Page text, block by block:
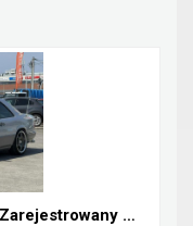
Mercedes W124 *FILM*E320C*Zarejestrowany w Polsce*...